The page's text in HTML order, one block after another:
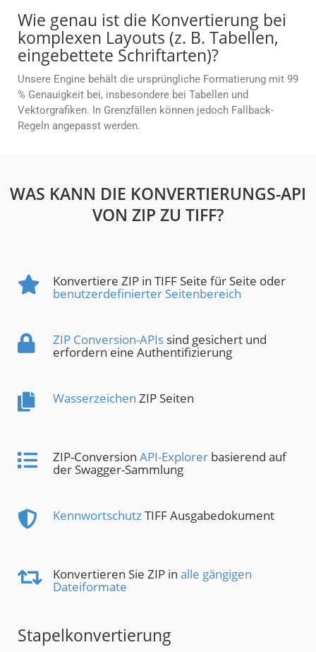
Wie genau ist die Konvertierung bei
komplexen Layouts (z. B. Tabellen,
eingebettete Schriftarten)?
Unsere Engine behält die ursprüngliche Formatierung mit 99
% Genauigkeit bei, insbesondere bei Tabellen und
Vektorgrafiken. In Grenzfällen können jedoch Fallback-
Regeln angepasst werden.
WAS KANN DIE KONVERTIERUNGS-API
VON ZIP ZU TIFF?
Konvertiere ZIP in TIFF Seite für Seite oder
benutzerdefinierter Seitenbereich
ZIP Conversion-APIs sind gesichert und
erfordern eine Authentifizierung
Wasserzeichen ZIP Seiten
ZIP-Conversion API-Explorer basierend auf
der Swagger-Sammlung
KennwortschutzTIFF Ausgabedokument
Konvertieren Sie ZIP in alle gängigen
Dateiformate
Stapelkonvertierung